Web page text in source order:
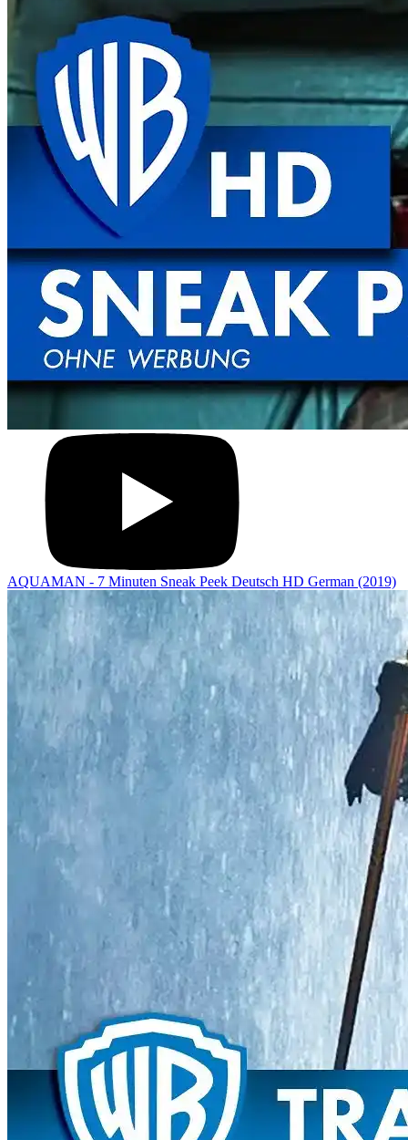
AQUAMAN - 7 Minuten Sneak Peek Deutsch HD German (2019)